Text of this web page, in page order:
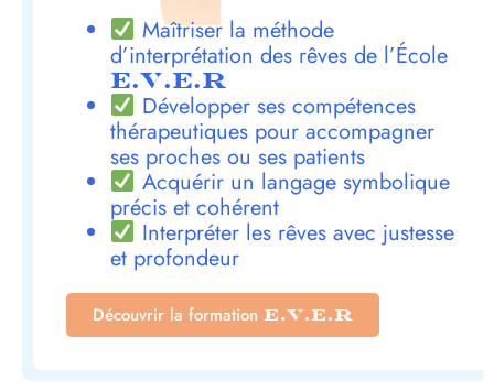
Maîtriser la méthode
d’interprétation des rêves de l’École
E.V.E.R
Développer ses compétences
thérapeutiques pour accompagner
ses proches ou ses patients
Acquérir un langage symbolique
précis et cohérent
Interpréter les rêves avec justesse
et profondeur
Découvrir la formation E.V.E.R